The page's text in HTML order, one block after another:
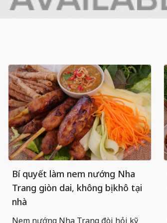
Bí quyết làm nem nướng Nha
Trang giòn dai, không bị khô tại
nhà
Nem nướng Nha Trang đòi hỏi kỹ